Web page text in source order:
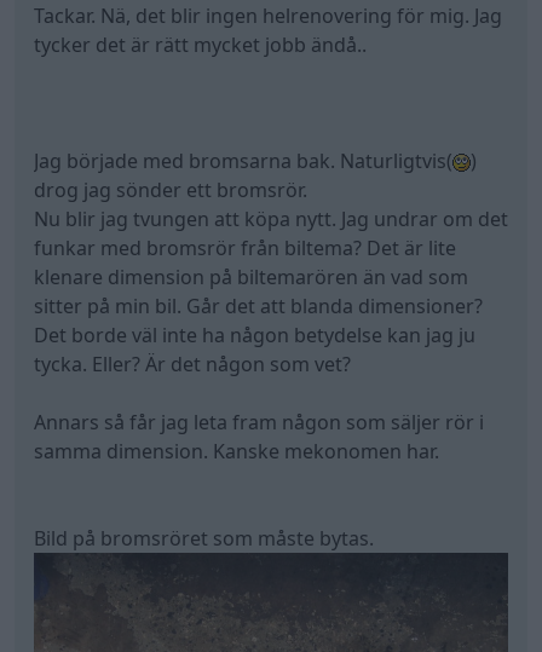
Tackar. Nä, det blir ingen helrenovering för mig. Jag
tycker det är rätt mycket jobb ändå..
Jag började med bromsarna bak. Naturligtvis(
)
drog jag sönder ett bromsrör.
Nu blir jag tvungen att köpa nytt. Jag undrar om det
funkar med bromsrör från biltema? Det är lite
klenare dimension på biltemarören än vad som
sitter på min bil. Går det att blanda dimensioner?
Det borde väl inte ha någon betydelse kan jag ju
tycka. Eller? Är det någon som vet?
Annars så får jag leta fram någon som säljer rör i
samma dimension. Kanske mekonomen har.
Bild på bromsröret som måste bytas.